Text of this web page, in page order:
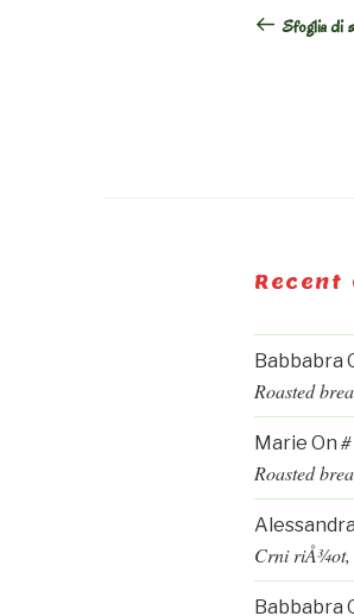
Sfoglia di
Recent
Babbabra
Roasted
Marie On
Roasted
Alessandra
Crni riÅ¾ot,
Babbabra